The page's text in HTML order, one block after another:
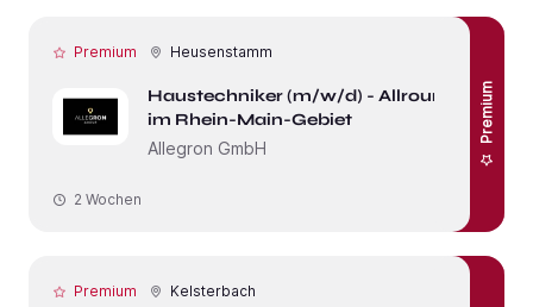
Premium Heusenstamm
Haustechniker (m/w/d) - Allrounder
im Rhein-Main-Gebiet
Allegron GmbH
Premium
2 Wochen
Premium Kelsterbach